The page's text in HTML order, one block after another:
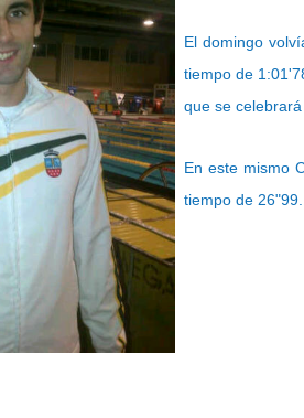
El domingo
tiempo de
que se
En este mismo
tiempo de 26"99.